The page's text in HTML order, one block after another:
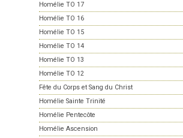
Homélie TO 17
Homélie TO 16
Homélie TO 15
Homélie TO 14
Homélie TO 13
Homélie TO 12
Fête du Corps et Sang du Christ
Homélie Sainte Trinité
Homélie Pentecôte
Homélie Ascension